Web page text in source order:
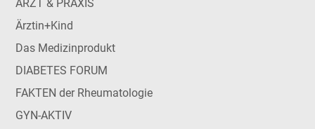
ARZT & PRAXIS
Ärztin+Kind
Das Medizinprodukt
DIABETES FORUM
FAKTEN der Rheumatologie
GYN-AKTIV